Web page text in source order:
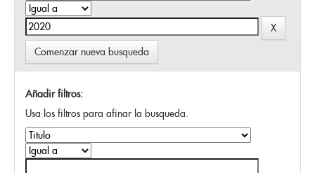
Comenzar nueva busqueda
Añadir filtros:
Usa los filtros para afinar la busqueda.